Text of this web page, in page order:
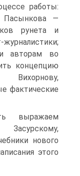
работы:
Пасынкова —
рунета и
авторам во
концепцию
фактические
выражаем
нового
этого